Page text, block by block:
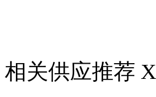
相关供应推荐 X